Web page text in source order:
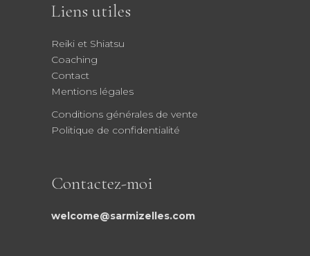
Liens utiles
Reiki et Shiatsu
Coaching
Contact
Mentions légales
Conditions générales de vente
Politique de confidentialité
Contactez-moi
welcome@sarmizelles.com